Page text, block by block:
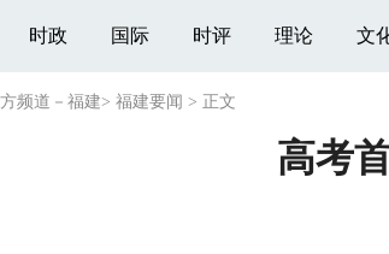
时政 国际 时评 理论 文
频道－福建> 福建要闻 > 正文
高考